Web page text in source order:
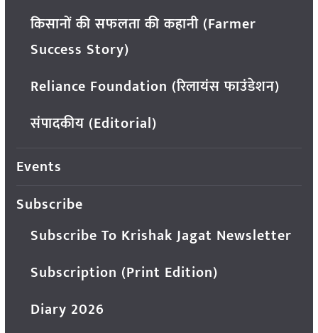
किसानों की सफलता की कहानी (Farmer
Success Story)
Reliance Foundation (रिलायंस फाउंडेशन)
संपादकीय (Editorial)
Events
Subscribe
Subscribe To Krishak Jagat Newsletter
Subscription (Print Edition)
Diary 2026